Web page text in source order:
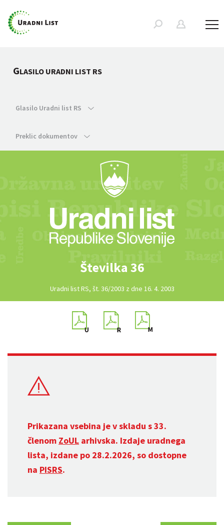
GLASILO URADNI LIST RS
Glasilo Uradni list RS
Preklic dokumentov
Številka 36
Uradni list RS, št. 36/2003 z dne 16. 4. 2003
Prikazana vsebina je v skladu s 33.
členom ZoUL arhivska. Izdaje uradnega
lista, izdane po 28.2.2026, so dostopne
na PISRS.